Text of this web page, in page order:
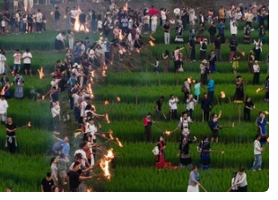
vụ, quyền hạn, quy chế làm
linh hoạt trong tổ chức thực
hiệu quả.
phủ yêu cầu Bộ Y tế hoàn thiện
thể về phòng, chống dịch để
với mọi diễn biến của dịch
dựng hướng dẫn triển khai